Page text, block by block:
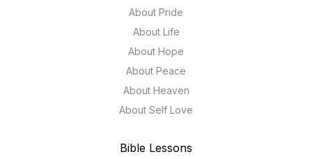
About Pride
About Life
About Hope
About Peace
About Heaven
About Self Love
Bible Lessons